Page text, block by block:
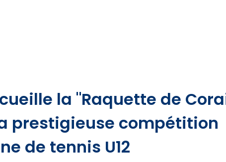
la "Raquette de
prestigieuse compétition
de tennis U12